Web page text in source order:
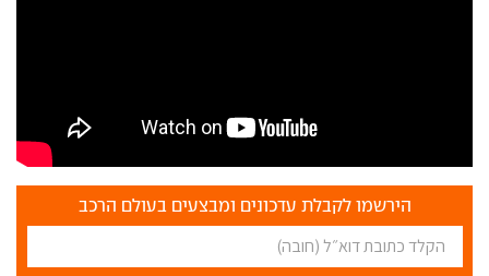
הירשמו לקבלת עדכונים ומבצעים בעולם הרכב